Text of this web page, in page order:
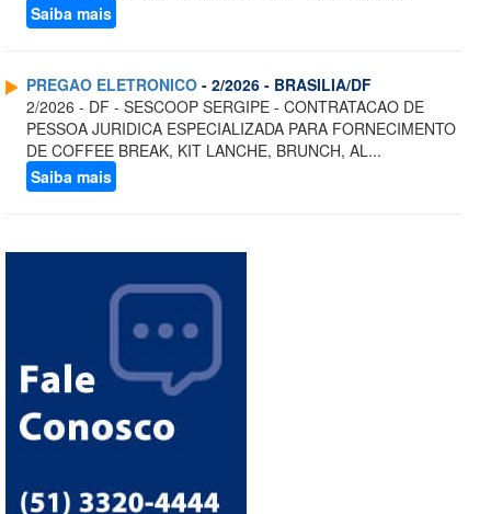
Saiba mais
PREGAO ELETRONICO - 2/2026 - BRASILIA/DF
2/2026 - DF - SESCOOP SERGIPE - CONTRATACAO DE
PESSOA JURIDICA ESPECIALIZADA PARA FORNECIMENTO
DE COFFEE BREAK, KIT LANCHE, BRUNCH, AL...
Saiba mais